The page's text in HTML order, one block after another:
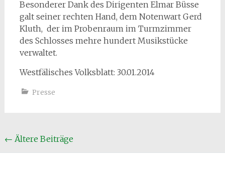
Besonderer Dank des Dirigenten Elmar Büsse
galt seiner rechten Hand, dem Notenwart Gerd
Kluth, der im Probenraum im Turmzimmer
des Schlosses mehre hundert Musikstücke
verwaltet.
Westfälisches Volksblatt: 30.01.2014
Presse
Beitragsnavigation
← Ältere Beiträge